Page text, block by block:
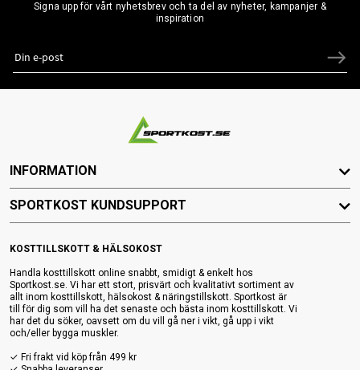
Signa upp för vårt nyhetsbrev och ta del av nyheter, kampanjer &
inspiration
KOSTTILLSKOTT & HÄLSOKOST
Handla kosttillskott online snabbt, smidigt & enkelt hos
Sportkost.se. Vi har ett stort, prisvärt och kvalitativt sortiment av
allt inom kosttillskott, hälsokost & näringstillskott. Sportkost är
till för dig som vill ha det senaste och bästa inom kosttillskott. Vi
har det du söker, oavsett om du vill gå ner i vikt, gå upp i vikt
och/eller bygga muskler.
✓ Fri frakt vid köp från 499 kr
INFORMATION
SPORTKOST KUNDSUPPORT